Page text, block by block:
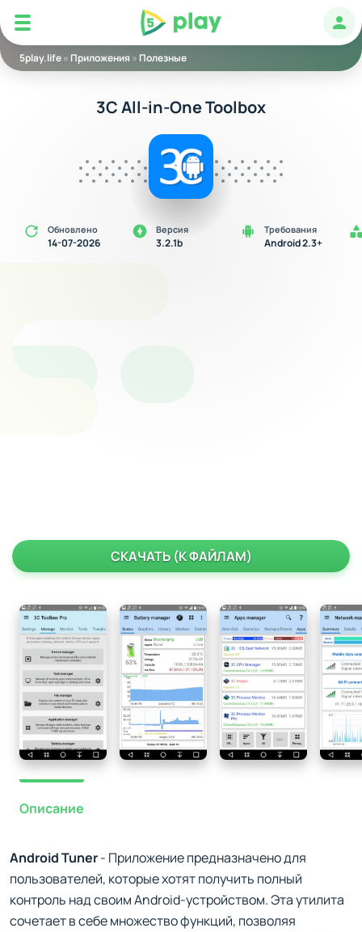
5play
5play.life» Приложения» Полезные
3C All-in-One Toolbox
Обновлено
14-07-2026
Версия
3.2.1b
Требования
Android 2.3+
СКАЧАТЬ (К ФАЙЛАМ)
Описание
Android Tuner- Приложение предназначено для
пользователей, которые хотят получить полный
контроль над своим Android-устройством. Эта утилита
сочетает в себе множество функций, позволяя